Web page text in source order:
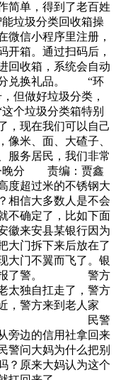
简单，得到了老百姓
垃圾分类回收箱操
信小程序里注册，
箱。通过扫码后，
回收箱，系统会自动
兑换礼品。 “环
但做好垃圾分类，
个垃圾分类箱特别
，现在我们可以自己
像米、面、大碴子、
服务居民，我们非常
晚分 责编：贾鑫
超过米的不锈钢大
相信大多数人是不会
不确定了，比如下面
来安县某银行因为
大门拆下来后放在了
大门不翼而飞了。银
是报了警。 警方
太独自扛走了，警方
，警方来到老人家
大门。 民警
旁边的信用社拿回来
警问大妈为什么把别
？原来大妈认为这个